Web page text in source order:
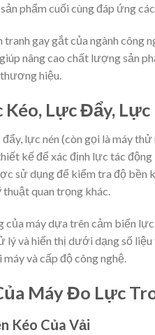
phẩm cuối cùng đáp ứng
tranh gay gắt của ngành
nâng cao chất lượng sản
hiệu.
Lực Đẩy, Lực
lực nén (còn gọi là máy
kế để xác định lực tác
sử dụng để kiểm tra độ bền
thuật quan trọng khác.
của máy dựa trên cảm biến
lý và hiển thị dưới dạng số
và cấp độ công nghệ.
Máy Đo Lực
Kéo Của Vải